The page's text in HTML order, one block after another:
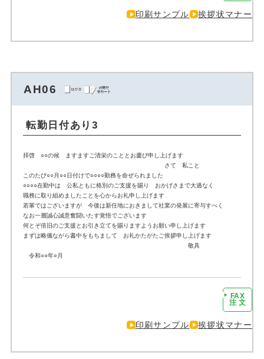
印刷サンプル 挨拶状マナー
AH06
転勤日付あり3
拝啓 ○○の候 ますますご清栄のこととお慶び申し上げます
さて 私こと
このたび○○月○○日付けで○○○○勤務を命ぜられました
○○○○在勤中は 公私ともに格別のご支援を賜り おかげさまで大過なく
職務に取り組めましたことを心からお礼申し上げます
若輩ではございますが 今後は新任地におきまして社業の発展に寄与すべく
なお一層誠心誠意奮闘いたす覚悟でございます
何とぞ倍旧のご支援とお引き立てを賜りますようお願い申し上げます
まずは略儀ながら書中をもちまして お礼かたがたご挨拶申し上げます
敬具
令和○○年○月
FAX
注 文
印刷サンプル 挨拶状マナー